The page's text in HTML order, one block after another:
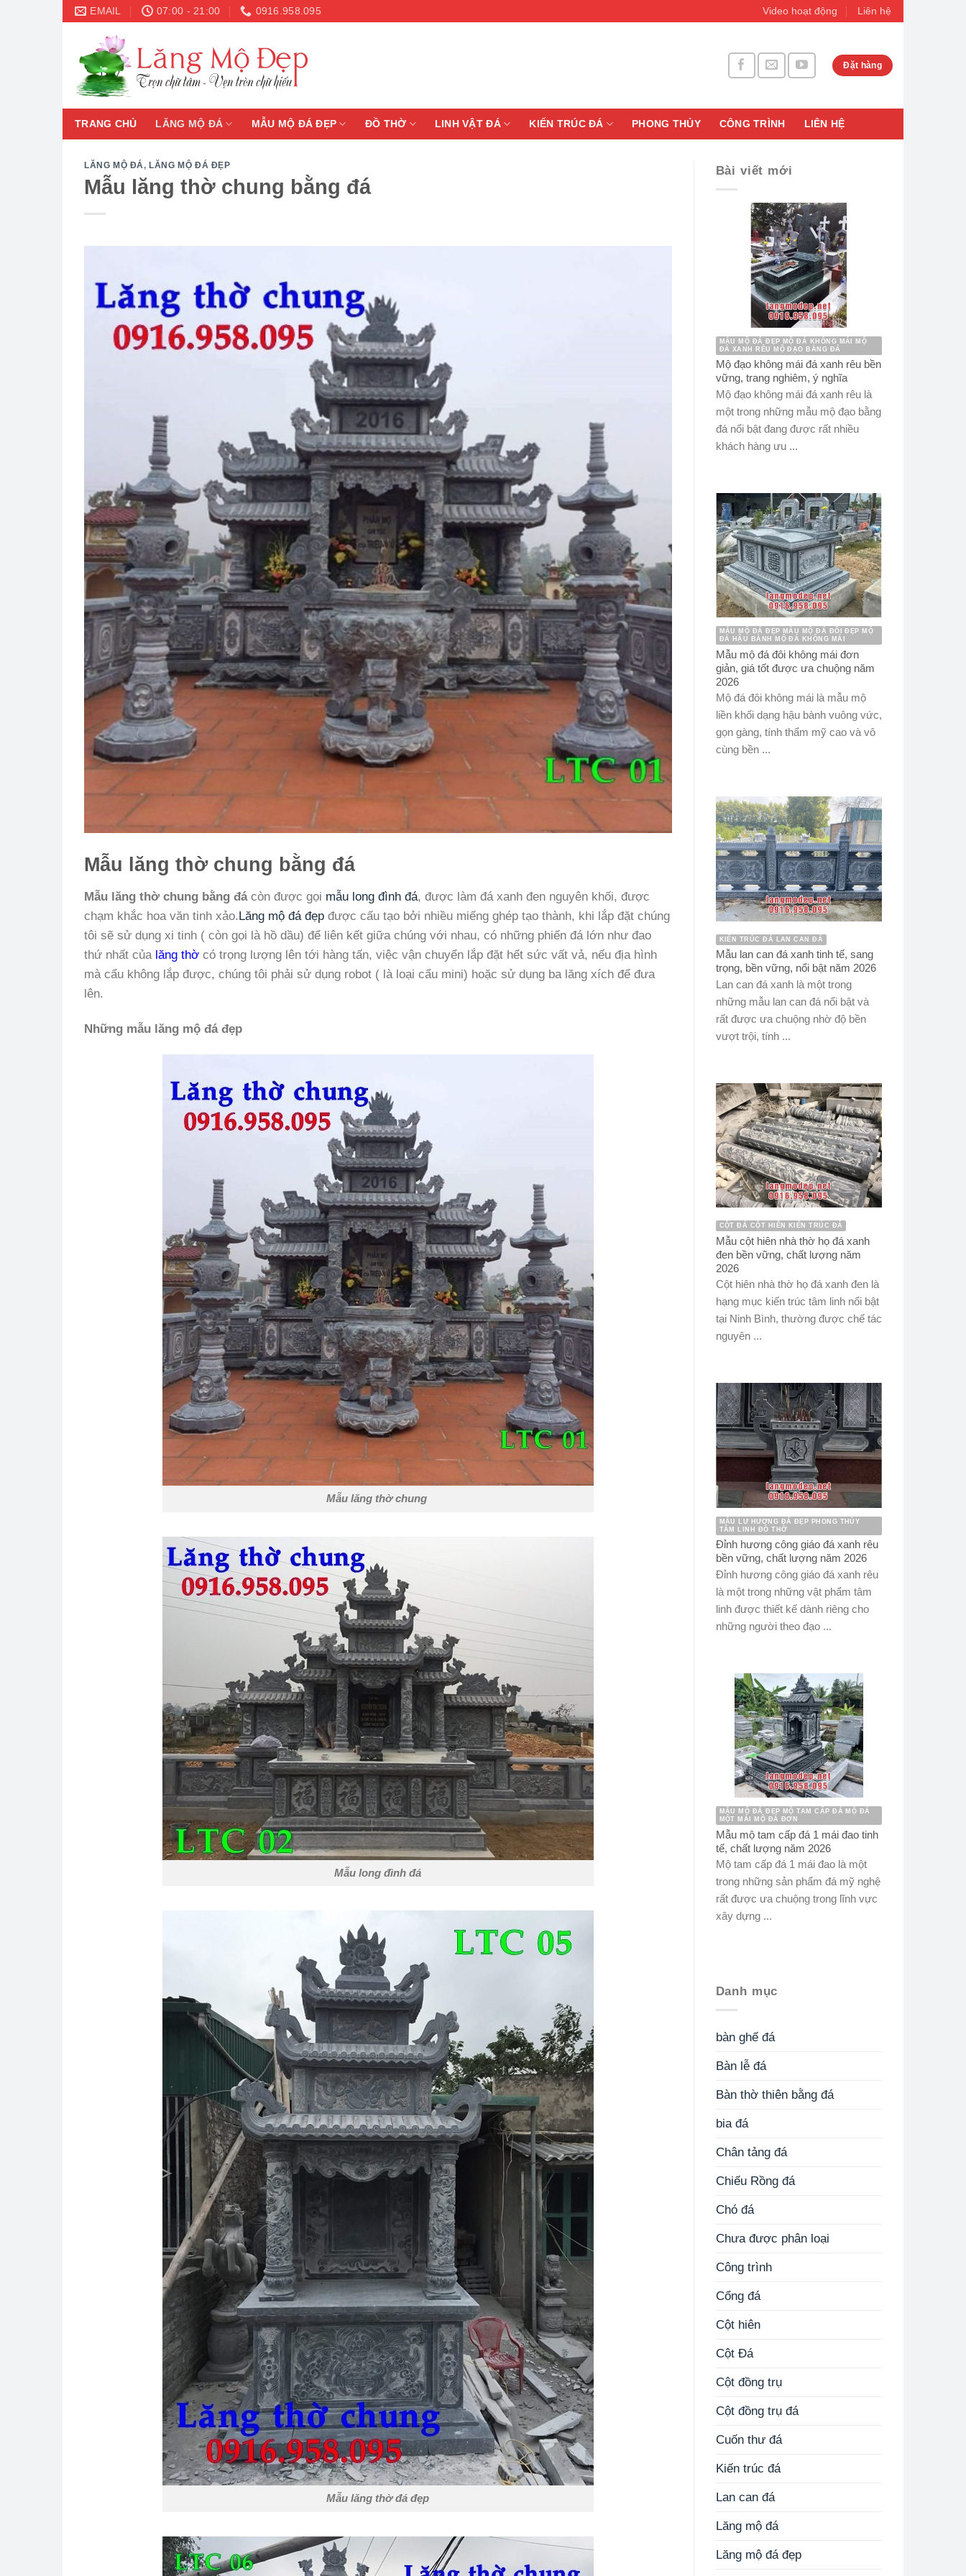
Skip
content
EMAIL 07:00 - 21:00 0916.958.095 Video hoạt động Liên hệ
Đặt hàng
TRANG CHỦ LĂNG MỘ ĐÁ MẪU MỘ ĐÁ ĐẸP ĐỒ THỜ LINH VẬT ĐÁ KIẾN TRÚC ĐÁ PHONG THỦY CÔNG TRÌNH LIÊN HỆ
LĂNG MỘ ĐÁ, LĂNG MỘ ĐÁ ĐẸP
Mẫu lăng thờ chung bằng đá
Mẫu lăng thờ chung bằng đá
Mẫu lăng thờ chung bằng đácòn được gọi mẫu long đình đá, được làm đá xanh đen nguyên khối, được
chạm khắc hoa văn tinh xảo.Lăng mộ đá đẹp được cấu tạo bởi nhiều miếng ghép tạo thành, khi lắp đặt chúng
tôi sẽ sử dụng xi tinh ( còn gọi là hồ dầu) để liên kết giữa chúng với nhau, có những phiến đá lớn như đao
thứ nhất của lăng thờ có trọng lượng lên tới hàng tấn, việc vận chuyển lắp đặt hết sức vất vả, nếu địa hình
mà cẩu không lắp được, chúng tôi phải sử dụng robot ( là loại cẩu mini) hoặc sử dụng ba lăng xích để đưa
lên.
Những mẫu lăng mộ đá đẹp
Mẫu lăng thờ chung
Mẫu long đình đá
Mẫu lăng thờ đá đẹp
Bài viết mới
MẪU MỘ ĐÁ ĐẸP MỘ ĐÁ KHÔNG MÁI MỘ
ĐÁ XANH RÊU MỘ ĐẠO BẰNG ĐÁ
Mộ đạo không mái đá xanh rêu bền
vững, trang nghiêm, ý nghĩa
Mộ đạo không mái đá xanh rêu là
một trong những mẫu mộ đạo bằng
đá nổi bật đang được rất nhiều
khách hàng ưu ...
MẪU MỘ ĐÁ ĐẸP MẪU MỘ ĐÁ ĐÔI ĐẸP MỘ
ĐÁ HẬU BÀNH MỘ ĐÁ KHÔNG MÁI
Mẫu mộ đá đôi không mái đơn
giản, giá tốt được ưa chuộng năm
2026
Mộ đá đôi không mái là mẫu mộ
liền khối dạng hậu bành vuông vức,
gọn gàng, tính thẩm mỹ cao và vô
cùng bền ...
KIẾN TRÚC ĐÁ LAN CAN ĐÁ
Mẫu lan can đá xanh tinh tế, sang
trọng, bền vững, nổi bật năm 2026
Lan can đá xanh là một trong
những mẫu lan can đá nổi bật và
rất được ưa chuộng nhờ độ bền
vượt trội, tính ...
CỘT ĐÁ CỘT HIÊN KIẾN TRÚC ĐÁ
Mẫu cột hiên nhà thờ họ đá xanh
đen bền vững, chất lượng năm
2026
Cột hiên nhà thờ họ đá xanh đen là
hạng mục kiến trúc tâm linh nổi bật
tại Ninh Bình, thường được chế tác
nguyên ...
MẪU LƯ HƯƠNG ĐÁ ĐẸP PHONG THỦY
TÂM LINH ĐỒ THỜ
Đỉnh hương công giáo đá xanh rêu
bền vững, chất lượng năm 2026
Đỉnh hương công giáo đá xanh rêu
là một trong những vật phẩm tâm
linh được thiết kế dành riêng cho
những người theo đạo ...
MẪU MỘ ĐÁ ĐẸP MỘ TAM CẤP ĐÁ MỘ ĐÁ
MỘT MÁI MỘ ĐÁ ĐƠN
Mẫu mộ tam cấp đá 1 mái đao tinh
tế, chất lượng năm 2026
Mộ tam cấp đá 1 mái đao là một
trong những sản phẩm đá mỹ nghệ
rất được ưa chuộng trong lĩnh vực
xây dựng ...
Danh mục
bàn ghế đá
Bàn lễ đá
Bàn thờ thiên bằng đá
bia đá
Chân tảng đá
Chiếu Rồng đá
Chó đá
Chưa được phân loại
Công trình
Cổng đá
Cột hiên
Cột Đá
Cột đồng trụ
Cột đồng trụ đá
Cuốn thư đá
Kiến trúc đá
Lan can đá
Lăng mộ đá
Lăng mộ đá đẹp